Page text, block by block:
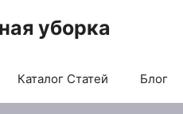
уборка
Каталог Статей Блог